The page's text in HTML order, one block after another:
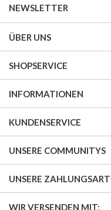
NEWSLETTER
ÜBER UNS
SHOPSERVICE
INFORMATIONEN
KUNDENSERVICE
UNSERE COMMUNITYS
UNSERE
WIR VERSENDEN MIT: